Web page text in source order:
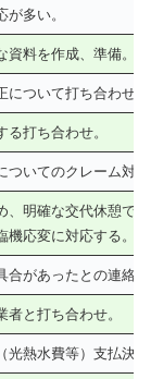
多い。
料を作成、準備。
について打ち合わせ。
打ち合わせ。
ついてのクレーム対応
、明確な交代休憩で
応変に対応する。
合があったとの連絡
者と打ち合わせ。
光熱水費等）支払決